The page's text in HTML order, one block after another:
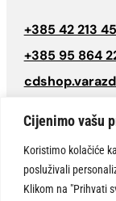
Cijenimo vašu
Koristimo kolačiće
posluživali
Klikom na "Prihvati
+385 42 213
+385 95 864
Follow
© CD SHOP